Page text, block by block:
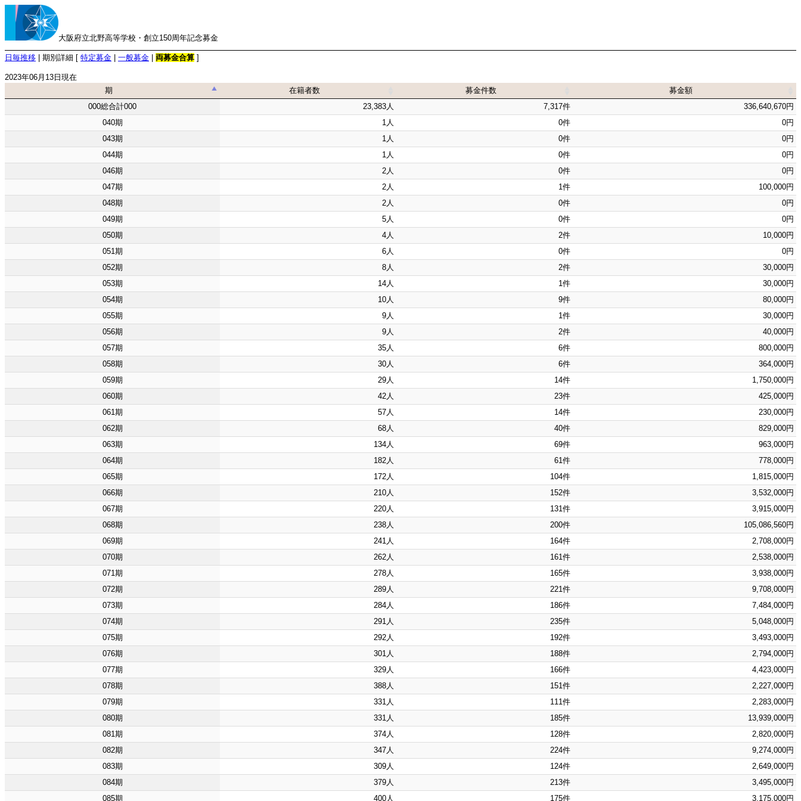
大阪府立北野高等学校・創立150周年記念募金
日毎推移 | 期別詳細 [ 特定募金 一般募金 両募金合算 ]
2023年06月13日現在
期
在籍者数 募金件数
募金額
期
000総合計000 23,383人 7,317件
336,640,670円
040期
1人 0件
0円
043期
1人 0件
0円
044期
1人 0件
0円
046期
2人 0件
0円
047期
2人 1件
100,000円
048期
2人 0件
0円
049期
5人 0件
0円
050期
4人 2件
10,000円
051期
6人 0件
0円
052期
8人 2件
30,000円
053期
14人 1件
30,000円
054期
10人 9件
80,000円
055期
9人 1件
30,000円
056期
9人 2件
40,000円
057期
35人 6件
800,000円
058期
30人 6件
364,000円
059期
29人 14件
1,750,000円
060期
42人 23件
425,000円
061期
57人 14件
230,000円
062期
68人 40件
829,000円
063期
134人 69件
963,000円
064期
182人 61件
778,000円
065期
172人 104件
1,815,000円
066期
210人 152件
3,532,000円
067期
220人 131件
3,915,000円
068期
238人 200件
105,086,560円
069期
241人 164件
2,708,000円
070期
262人 161件
2,538,000円
071期
278人 165件
3,938,000円
072期
289人 221件
9,708,000円
073期
284人 186件
7,484,000円
074期
291人 235件
5,048,000円
075期
292人 192件
3,493,000円
076期
301人 188件
2,794,000円
077期
329人 166件
4,423,000円
078期
388人 151件
2,227,000円
079期
331人 111件
2,283,000円
080期
331人 185件
13,939,000円
081期
374人 128件
2,820,000円
082期
347人 224件
9,274,000円
083期
309人 124件
2,649,000円
084期
379人 213件
3,495,000円
085期
400人 175件 3,175,000円